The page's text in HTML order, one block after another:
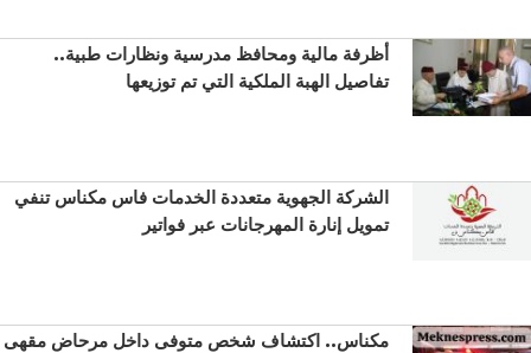
أظرفة مالية ومحافظ مدرسية ونظارات طبية..
تفاصيل الهبة الملكية التي تم توزيعها
الشركة الجهوية متعددة الخدمات فاس مكناس تنفي
تمويل إنارة المهرجانات عبر فواتير
مكناس.. اكتشاف شخص متوفى داخل مرحاض مقهى